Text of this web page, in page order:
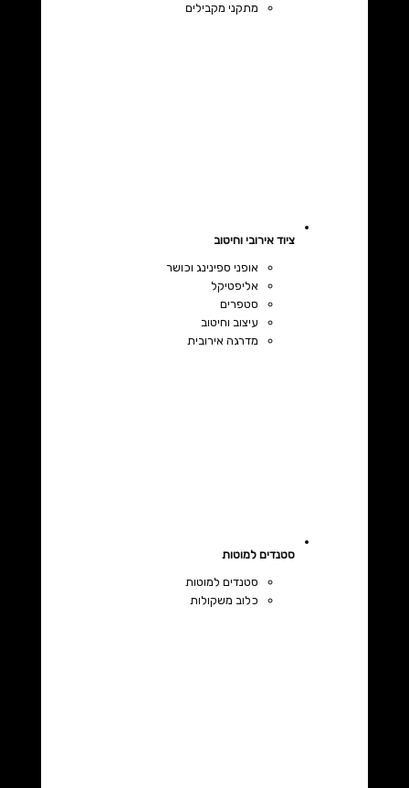
מתקני מקבילים
ציוד אירובי וחיטוב
אופני ספינינג וכושר
אליפטיקל
סטפרים
עיצוב וחיטוב
מדרגה אירובית
סטנדים למוטות
סטנדים למוטות
כלוב משקולות